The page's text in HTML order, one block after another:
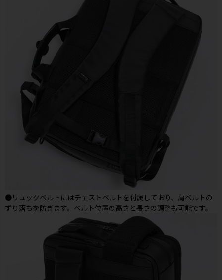
●リュックベルトにはチェストベルトを付属しており、肩ベルトの
ずり落ちを防ぎます。ベルト位置の高さと長さの調整も可能です。